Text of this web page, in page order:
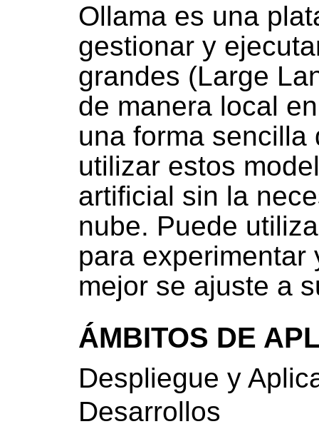
Ollama es una
gestionar y
grandes (Large
de manera local
una forma sencilla
utilizar estos
artificial sin la
nube. Puede
para experimentar
mejor se ajuste a
ÁMBITOS DE
Despliegue y
Desarrollos